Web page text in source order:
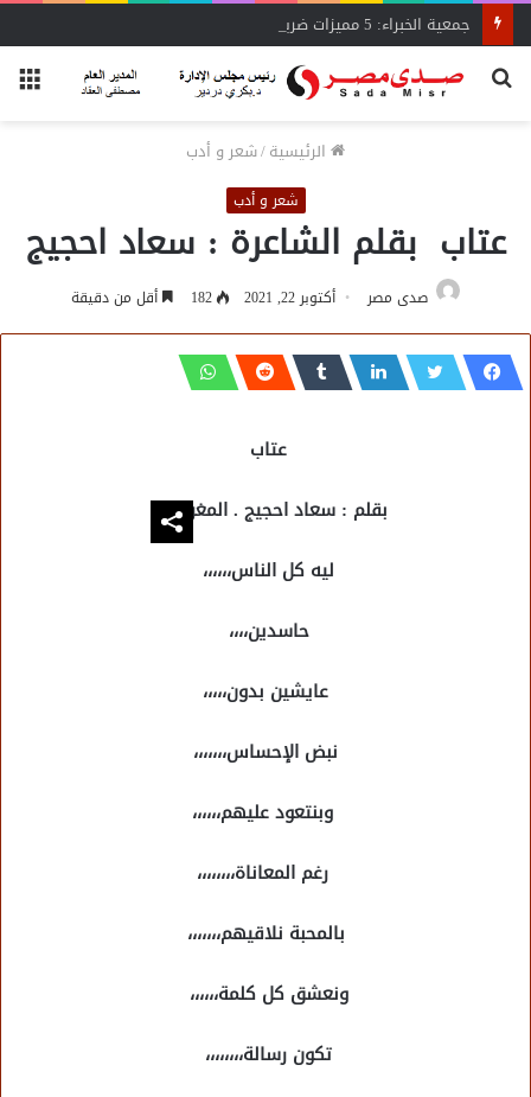
جمعية الخبراء: 5 مميزات ضريبية في مبادرة «مزرعتك في مصر»
بحث
الرئيسية/شعر و أدب
شعر و أدب
عتاب بقلم الشاعرة : سعاد احجيج
صدى مصر أكتوبر 22, 2021 182 أقل من دقيقة
عتاب
بقلم : سعاد احجيج . المغرب
ليه كل الناس،،،،،،
حاسدين،،،،
عايشين بدون،،،،،
نبض الإحساس،،،،،،،
وبنتعود عليهم،،،،،،
رغم المعاناة،،،،،،،،
بالمحبة نلاقيهم،،،،،،،
ونعشق كل كلمة،،،،،،
تكون رسالة،،،،،،،،